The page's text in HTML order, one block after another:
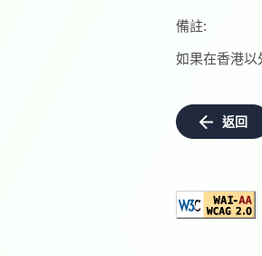
備註:
如果在香港以
返回